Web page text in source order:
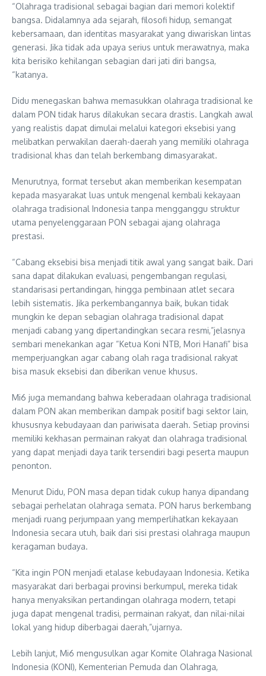
“Olahraga tradisional sebagai bagian dari memori kolektif
bangsa. Didalamnya ada sejarah, filosofi hidup, semangat
kebersamaan, dan identitas masyarakat yang diwariskan lintas
generasi. Jika tidak ada upaya serius untuk merawatnya, maka
kita berisiko kehilangan sebagian dari jati diri bangsa,
“katanya.
Didu menegaskan bahwa memasukkan olahraga tradisional ke
dalam PON tidak harus dilakukan secara drastis. Langkah awal
yang realistis dapat dimulai melalui kategori eksebisi yang
melibatkan perwakilan daerah-daerah yang memiliki olahraga
tradisional khas dan telah berkembang dimasyarakat.
Menurutnya, format tersebut akan memberikan kesempatan
kepada masyarakat luas untuk mengenal kembali kekayaan
olahraga tradisional Indonesia tanpa mengganggu struktur
utama penyelenggaraan PON sebagai ajang olahraga
prestasi.
“Cabang eksebisi bisa menjadi titik awal yang sangat baik. Dari
sana dapat dilakukan evaluasi, pengembangan regulasi,
standarisasi pertandingan, hingga pembinaan atlet secara
lebih sistematis. Jika perkembangannya baik, bukan tidak
mungkin ke depan sebagian olahraga tradisional dapat
menjadi cabang yang dipertandingkan secara resmi,”jelasnya
sembari menekankan agar “Ketua Koni NTB, Mori Hanafi” bisa
memperjuangkan agar cabang olah raga tradisional rakyat
bisa masuk eksebisi dan diberikan venue khusus.
Mi6 juga memandang bahwa keberadaan olahraga tradisional
dalam PON akan memberikan dampak positif bagi sektor lain,
khususnya kebudayaan dan pariwisata daerah. Setiap provinsi
memiliki kekhasan permainan rakyat dan olahraga tradisional
yang dapat menjadi daya tarik tersendiri bagi peserta maupun
penonton.
Menurut Didu, PON masa depan tidak cukup hanya dipandang
sebagai perhelatan olahraga semata. PON harus berkembang
menjadi ruang perjumpaan yang memperlihatkan kekayaan
Indonesia secara utuh, baik dari sisi prestasi olahraga maupun
keragaman budaya.
“Kita ingin PON menjadi etalase kebudayaan Indonesia. Ketika
masyarakat dari berbagai provinsi berkumpul, mereka tidak
hanya menyaksikan pertandingan olahraga modern, tetapi
juga dapat mengenal tradisi, permainan rakyat, dan nilai-nilai
lokal yang hidup diberbagai daerah,”ujarnya.
Lebih lanjut, Mi6 mengusulkan agar Komite Olahraga Nasional
Indonesia (KONI), Kementerian Pemuda dan Olahraga,